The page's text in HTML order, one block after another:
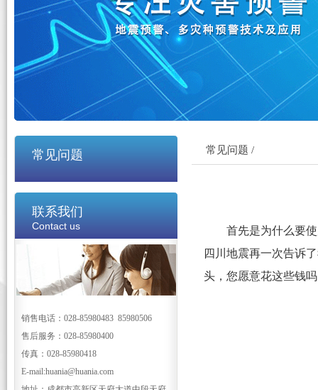
常见问题
联系我们
Contact us
销售电话：028-85980483 85980506
售后服务：028-85980400
传真：028-85980418
E-mail:huania@huania.com
常见问题 /
首先是为什么要
四川地震再一次告诉
头，您愿意花这些钱